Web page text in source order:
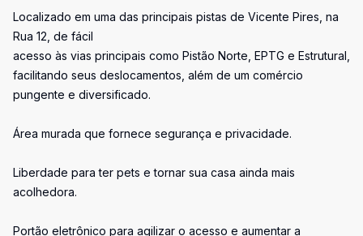
Localizado em uma das principais pistas de Vicente Pires, na
Rua 12, de fácil
acesso às vias principais como Pistão Norte, EPTG e Estrutural,
facilitando seus deslocamentos, além de um comércio
pungente e diversificado.
Área murada que fornece segurança e privacidade.
Liberdade para ter pets e tornar sua casa ainda mais
acolhedora.
Portão eletrônico para agilizar o acesso e aumentar a